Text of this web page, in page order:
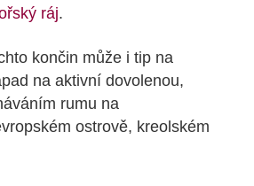
ráj.
končin může i tip na
na aktivní dovolenou,
rumu na
ostrově, kreolském